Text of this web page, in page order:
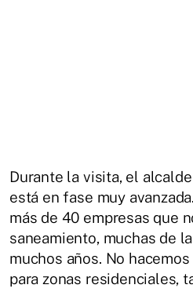
Durante la visita, el
está en fase muy
más de 40 empresas que
saneamiento, muchas de
muchos años. No
para zonas residenciales,